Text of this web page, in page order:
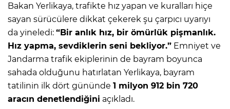
Bakan Yerlikaya, trafikte hız yapan ve kuralları hiçe
sayan sürücülere dikkat çekerek şu çarpıcı uyarıyı
da yineledi: “Bir anlık hız, bir ömürlük pişmanlık.
Hız yapma, sevdiklerin seni bekliyor.” Emniyet ve
Jandarma trafik ekiplerinin de bayram boyunca
sahada olduğunu hatırlatan Yerlikaya, bayram
tatilinin ilk dört gününde 1 milyon 912 bin 720
aracın denetlendiğini açıkladı.